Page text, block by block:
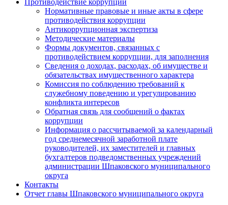
Противодействие коррупции
Нормативные правовые и иные акты в сфере
противодействия коррупции
Антикоррупционная экспертиза
Методические материалы
Формы документов, связанных с
противодействием коррупции, для заполнения
Сведения о доходах, расходах, об имуществе и
обязательствах имущественного характера
Комиссия по соблюдению требований к
служебному поведению и урегулированию
конфликта интересов
Обратная связь для сообщений о фактах
коррупции
Информация о рассчитываемой за календарный
год среднемесячной заработной плате
руководителей, их заместителей и главных
бухгалтеров подведомственных учреждений
администрации Шпаковского муниципального
округа
Контакты
Отчет главы Шпаковского муниципального округа